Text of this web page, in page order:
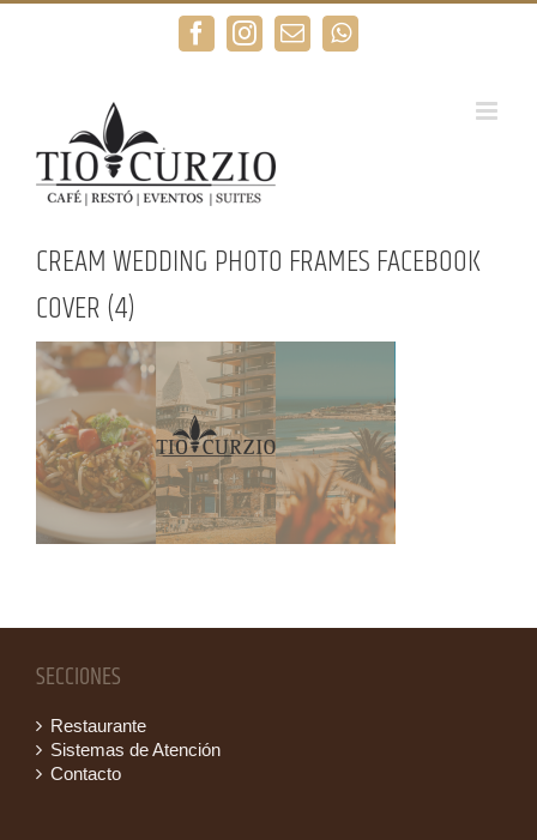
Facebook
Instagram
Correo
electrónico
WhatsApp
CREAM WEDDING PHOTO FRAMES FACEBOOK
COVER (4)
SECCIONES
Restaurante
Sistemas de Atención
Contacto